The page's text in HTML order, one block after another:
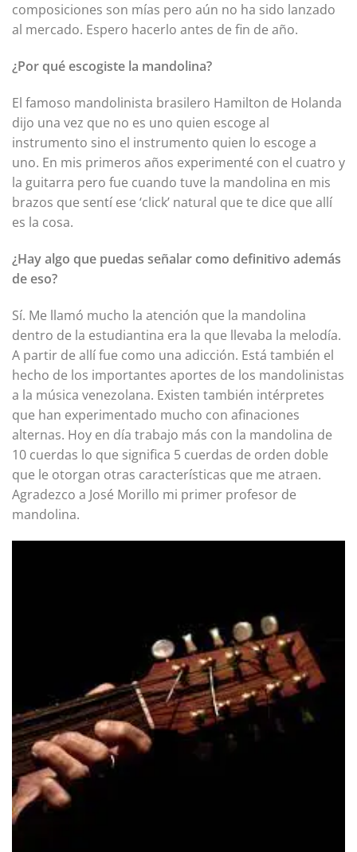
composiciones son mías pero aún no ha sido lanzado
al mercado. Espero hacerlo antes de fin de año.
¿Por qué escogiste la mandolina?
El famoso mandolinista brasilero Hamilton de Holanda
dijo una vez que no es uno quien escoge al
instrumento sino el instrumento quien lo escoge a
uno. En mis primeros años experimenté con el cuatro y
la guitarra pero fue cuando tuve la mandolina en mis
brazos que sentí ese ‘click’ natural que te dice que allí
es la cosa.
¿Hay algo que puedas señalar como definitivo además
de eso?
Sí. Me llamó mucho la atención que la mandolina
dentro de la estudiantina era la que llevaba la melodía.
A partir de allí fue como una adicción. Está también el
hecho de los importantes aportes de los mandolinistas
a la música venezolana. Existen también intérpretes
que han experimentado mucho con afinaciones
alternas. Hoy en día trabajo más con la mandolina de
10 cuerdas lo que significa 5 cuerdas de orden doble
que le otorgan otras características que me atraen.
Agradezco a José Morillo mi primer profesor de
mandolina.